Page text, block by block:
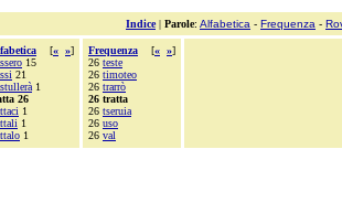
Indice| Parole: Alfabetica - Frequenza -
[« »]
15
21
1
26
1
1
1
Frequenza [« »]
26 teste
26 timoteo
26 trarrò
26 tratta
26 tseruia
26 uso
26 val